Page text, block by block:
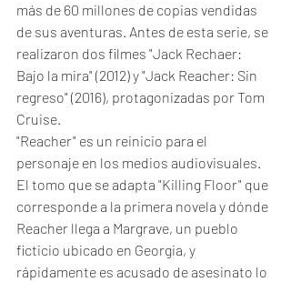
más de 60 millones de copias vendidas
de sus aventuras. Antes de esta serie, se
realizaron dos filmes "Jack Rechaer:
Bajo la mira" (2012) y "Jack Reacher: Sin
regreso" (2016), protagonizadas por Tom
Cruise.
"Reacher" es un reinicio para el
personaje en los medios audiovisuales.
El tomo que se adapta "Killing Floor" que
corresponde a la primera novela y dónde
Reacher llega a Margrave, un pueblo
ficticio ubicado en Georgia, y
rápidamente es acusado de asesinato lo